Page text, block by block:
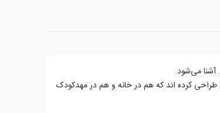
آشنا می‌شود.
کرده اند که هم در خانه و هم در مهدکودک